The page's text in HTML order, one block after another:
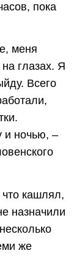
пока
меня
глазах. Я
Всего
и ночью, –
кашлял,
назначили
же